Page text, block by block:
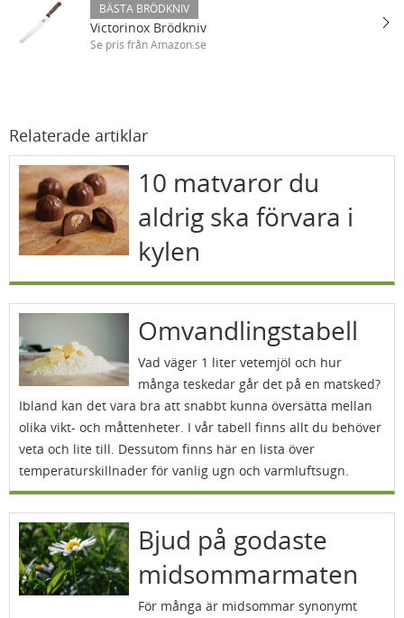
BÄSTA BRÖDKNIV
Victorinox Brödkniv
Se pris från Amazon.se
Relaterade artiklar
10 matvaror du
aldrig ska förvara i
kylen
Omvandlingstabell
Vad väger 1 liter vetemjöl och hur
många teskedar går det på en matsked?
Ibland kan det vara bra att snabbt kunna översätta mellan
olika vikt- och måttenheter. I vår tabell finns allt du behöver
veta och lite till. Dessutom finns här en lista över
temperaturskillnader för vanlig ugn och varmluftsugn.
Bjud på godaste
midsommarmaten
För många är midsommar synonymt